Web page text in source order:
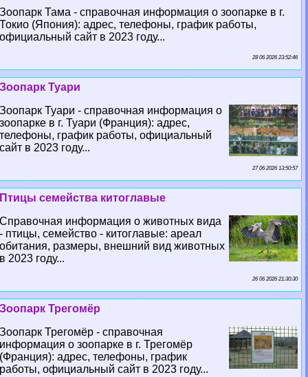
Зоопарк Тама - справочная информация о зоопарке в г.
Токио (Япония): адрес, телефоны, график работы,
официальный сайт в 2023 году...
28 06 2026 23:52:46
Зоопарк Туари
Зоопарк Туари - справочная информация о
зоопарке в г. Туари (Франция): адрес,
телефоны, график работы, официальный
сайт в 2023 году...
27 06 2026 13:50:57
Птицы семейства китоглавые
Справочная информация о животных вида
- птицы, семейство - китоглавые: ареал
обитания, размеры, внешний вид животных
в 2023 году...
26 06 2026 21:30:30
Зоопарк Трегомёр
Зоопарк Трегомёр - справочная
информация о зоопарке в г. Трегомёр
(Франция): адрес, телефоны, график
работы, официальный сайт в 2023 году...